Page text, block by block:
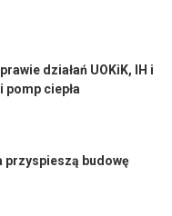
działań UOKiK, IH i
ciepła
przyspieszą budowę